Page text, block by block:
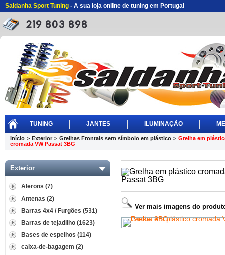
Saldanha Sport Tuning - A sua loja online de tuning em Portugal
TUNING JANTES ILUMINAÇÃO
Início > Exterior > Grelhas Frontais sem símbolo em plástico > Grelha em
cromada VW Passat 3BG
Exterior
Alerons (7)
Antenas (2)
Barras 4x4 / Furgões (531)
Barras de tejadilho (1623)
Bases de espelhos (114)
caixa-de-bagagem (2)
Ver mais imagens do